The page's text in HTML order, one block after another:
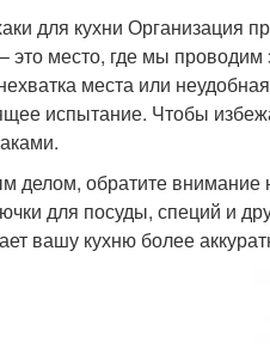
для кухни Организация
это место, где мы
места или
испытание. Чтобы
делом, обратите внимание
для посуды, специй и
вашу кухню более